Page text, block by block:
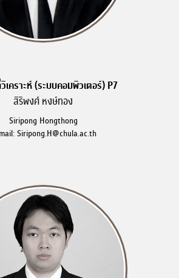
เคราะห์ (ระบบคอมพิวเตอร์) P7
สิริพงศ์ หงษ์ทอง
Siripong Hongthong
Siripong.H@chula.ac.th